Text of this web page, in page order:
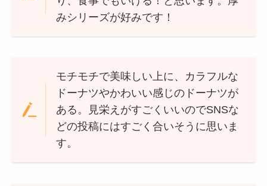
みシリーズが好みです！
モチモチで美味しい上に、カラフルな
ドーナツやかわいい感じのドーナツが
ある。見栄えがすごくいいのでSNSな
どの投稿にはすごく合いそうに思いま
す。